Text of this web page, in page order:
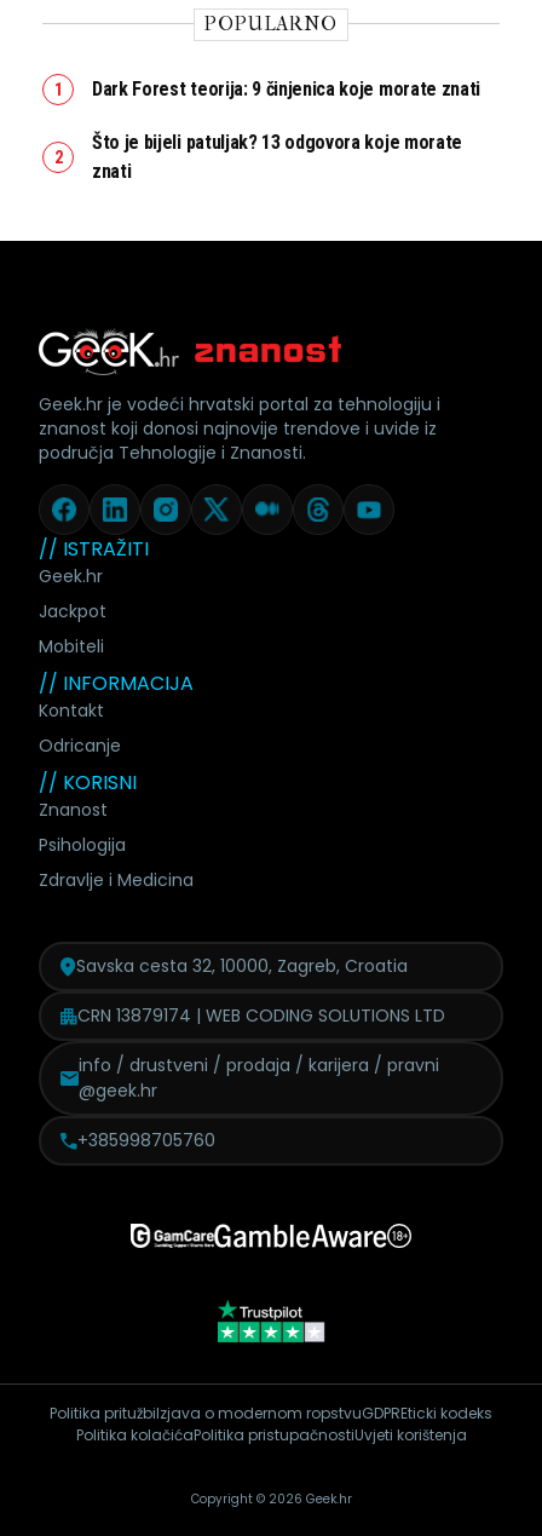
POPULARNO
Dark Forest teorija: 9 činjenica koje morate znati
Što je bijeli patuljak? 13 odgovora koje morate
znati
// ISTRAŽITI
Geek.hr
Jackpot
Mobiteli
// INFORMACIJA
Kontakt
Odricanje
// KORISNI
Znanost
Psihologija
Zdravlje i Medicina
Geek.hr je vodeći hrvatski portal za tehnologiju i
znanost koji donosi najnovije trendove i uvide iz
područja Tehnologije i Znanosti.
Savska cesta 32, 10000, Zagreb, Croatia
CRN 13879174 | WEB CODING SOLUTIONS LTD
info / drustveni / prodaja / karijera / pravni
@geek.hr
+385998705760
Politika pritužbiIzjava o modernom ropstvuGDPREticki kodeks
Politika kolačićaPolitika pristupačnostiUvjeti korištenja
Copyright © 2026 Geek.hr